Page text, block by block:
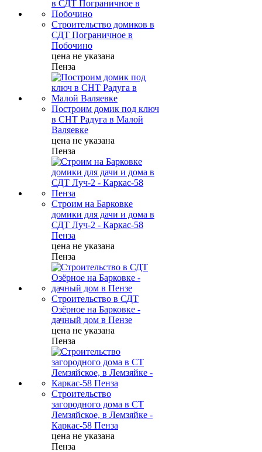
Строительство домиков в
СДТ Пограничное в
Побочино
цена не указана
Пенза
Построим домик под ключ
в СНТ Радуга в Малой
Валяевке
цена не указана
Пенза
Строим на Барковке
домики для дачи и дома в
СДТ Луч-2 - Каркас-58
Пенза
цена не указана
Пенза
Строительство в СДТ
Озёрное на Барковке -
дачный дом в Пензе
цена не указана
Пенза
Строительство
загородного дома в СТ
Лемзяйское, в Лемзяйке -
Каркас-58 Пенза
цена не указана
Пенза